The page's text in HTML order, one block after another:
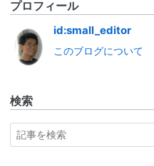
プロフィール
id:small_editor
このブログについて
検索